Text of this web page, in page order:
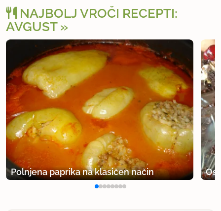
NAJBOLJ VROČI RECEPTI:
AVGUST
Polnjena paprika na klasičen način